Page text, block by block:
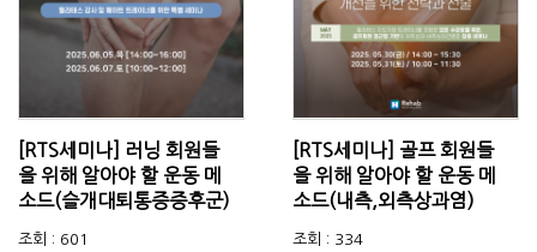
[RTS세미나] 러닝 회원들
을 위해 알아야 할 운동 메
소드(슬개대퇴통증증후군)
조회 : 601
[RTS세미나] 골프 회원들
을 위해 알아야 할 운동 메
소드(내측,외측상과염)
조회 : 334